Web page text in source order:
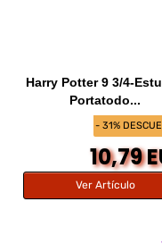
- 31%
Harry Potter 9 3/4-
Portatodo...
10,79
Ver Artículo